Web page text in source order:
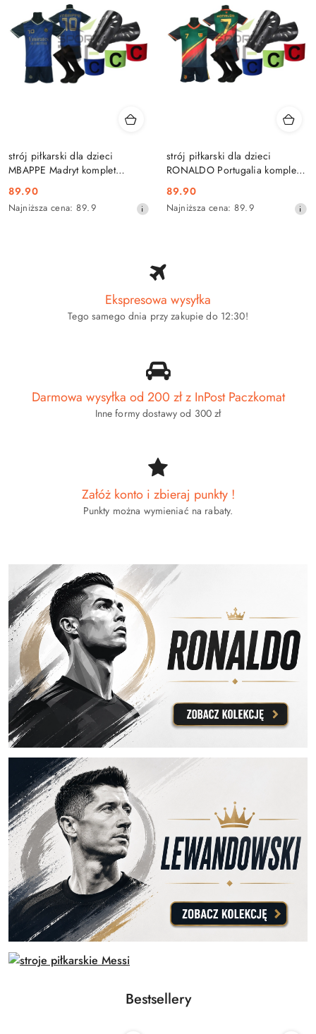
strój piłkarski dla dzieci
MBAPPE Madryt komplet
Cena
promocyjna:
89.90
Najniższa
Najniższa cena: 89.9
strój piłkarski dla dzieci
RONALDO Portugalia komplet
Cena
promocyjna:
89.90
Najniższa
przed
Najniższa cena: 89.9
Ekspresowa wysyłka
Tego samego dnia przy zakupie do 12:30!
Darmowa wysyłka od 200 zł z InPost Paczkomat
Inne formy dostawy od 300 zł
Załóż konto i zbieraj punkty !
Punkty można wymieniać na rabaty.
Bestsellery